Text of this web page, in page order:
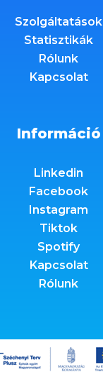
Szolgáltatások
Statisztikák
Rólunk
Kapcsolat
Információ
Linkedin
Facebook
Instagram
Tiktok
Spotify
Kapcsolat
Rólunk